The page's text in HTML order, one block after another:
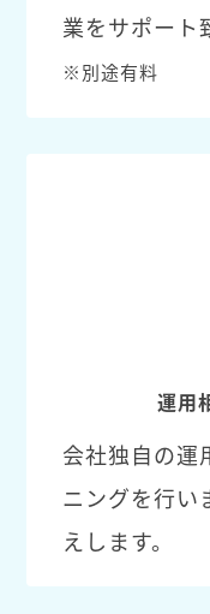
業をサポート
※別途有料
運用
会社独自の運
ニングを行い
えします。